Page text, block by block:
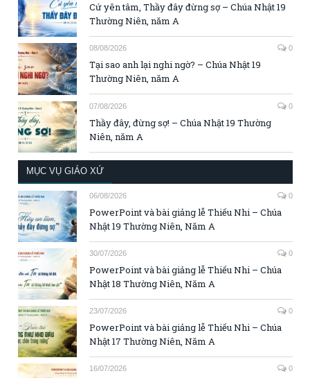
Cứ yên tâm, Thầy đây đừng sợ – Chúa Nhật 19
Thường Niên, năm A
08/08/2026 0
Tại sao anh lại nghi ngờ? – Chúa Nhật 19
Thường Niên, năm A
07/08/2026 0
Thầy đây, đừng sợ! – Chúa Nhật 19 Thường
Niên, năm A
MỤC VỤ GIÁO XỨ
06/08/2026 0
PowerPoint và bài giảng lễ Thiếu Nhi – Chúa
Nhật 19 Thường Niên, Năm A
30/07/2026 0
PowerPoint và bài giảng lễ Thiếu Nhi – Chúa
Nhật 18 Thường Niên, Năm A
23/07/2026 0
PowerPoint và bài giảng lễ Thiếu Nhi – Chúa
Nhật 17 Thường Niên, Năm A
16/07/2026 0